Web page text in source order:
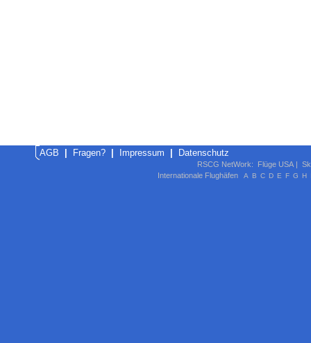
AGB Fragen?| Impressum Datenschutz
RSCG NetWork: Flüge USA |
Internationale Flughäfen
A B C D E F G H